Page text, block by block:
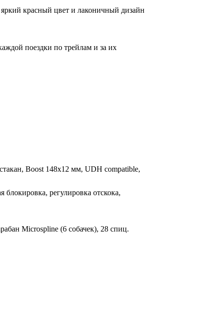
красный цвет и лаконичный дизайн
поездки по трейлам и за их
Boost 148x12 мм, UDH compatible,
регулировка отскока,
Microspline (6 собачек), 28 спиц.